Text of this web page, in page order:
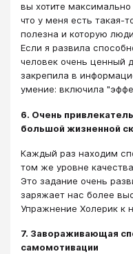
вы хотите
что у меня есть такая-
полезна и которую
Если я развила
человек очень ценный
закрепила в
умение: включила
6. Очень
большой жизненной
Каждый раз находим
том же уровне
Это задание очень
заряжает нас более
Упражнение Холерик к
7. Завораживающая
самомотивации